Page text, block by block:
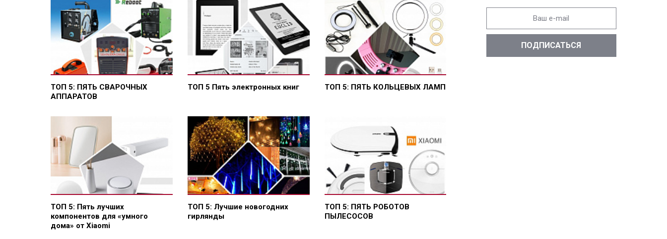
ТОП 5: ПЯТЬ СВАРОЧНЫХ
АППАРАТОВ
ТОП 5 Пять электронных книг ТОП 5: ПЯТЬ КОЛЬЦЕВЫХ ЛАМП
ТОП 5: Пять лучших
компонентов для «умного
дома» от Xiaomi
ТОП 5: Лучшие новогодних
гирлянды
ТОП 5: ПЯТЬ РОБОТОВ
ПЫЛЕСОСОВ